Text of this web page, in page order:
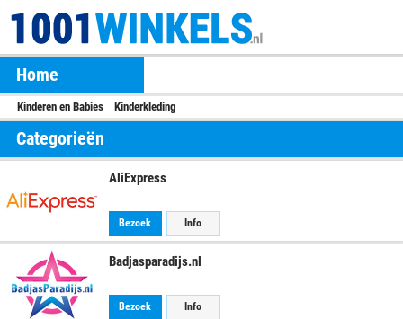
Home
Kinderen en Babies Kinderkleding
Categorieën
AliExpress
Bezoek Info
Badjasparadijs.nl
Bezoek Info